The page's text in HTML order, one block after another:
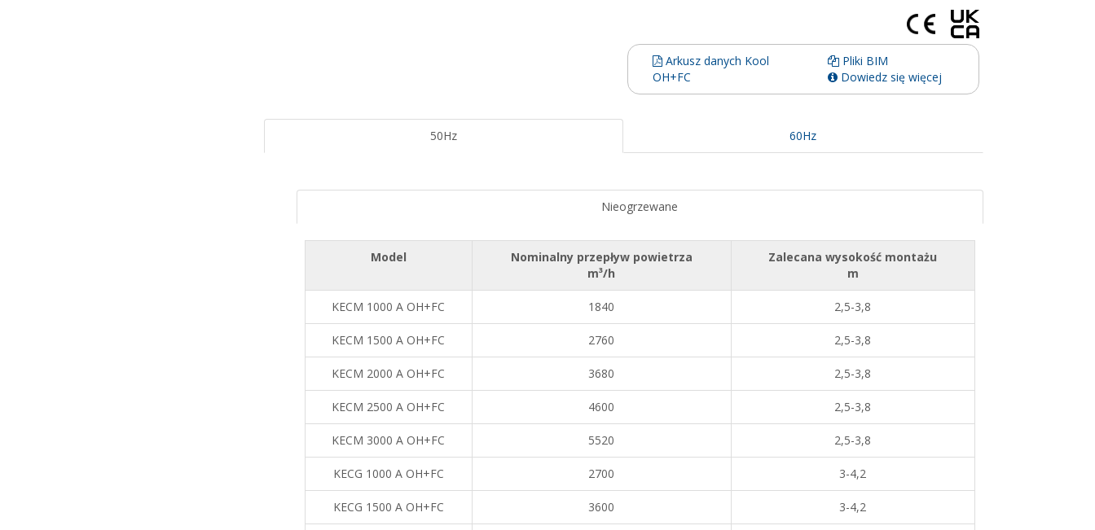
Arkusz danych Kool
OH+FC
Pliki BIM
Dowiedz się więcej
50Hz 60Hz
Nieogrzewane
Model
Nominalny przepływ powietrza
m³/h
Zalecana wysokość montażu
m
KECM 1000 A OH+FC 1840 2,5-3,8
KECM 1500 A OH+FC 2760 2,5-3,8
KECM 2000 A OH+FC 3680 2,5-3,8
KECM 2500 A OH+FC 4600 2,5-3,8
KECM 3000 A OH+FC 5520 2,5-3,8
KECG 1000 A OH+FC 2700 3-4,2
KECG 1500 A OH+FC 3600 3-4,2